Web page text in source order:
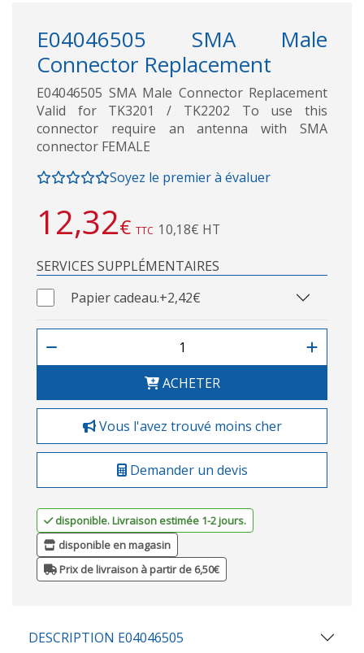
E04046505 SMA Male
Connector Replacement
E04046505 SMA Male Connector Replacement
Valid for TK3201 / TK2202 To use this
connector require an antenna with SMA
connector FEMALE
Soyez le premier à évaluer
12,32€ TTC 10,18€ HT
SERVICES SUPPLÉMENTAIRES
Papier cadeau.+2,42€
ACHETER
Vous l'avez trouvé moins cher
Demander un devis
disponible. Livraison estimée 1-2 jours.
disponible en magasin
Prix de livraison à partir de 6,50€
DESCRIPTION E04046505